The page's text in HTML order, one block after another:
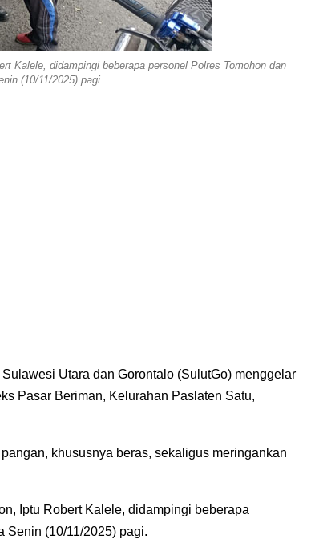
Kalele, didampingi beberapa personel Polres Tomohon dan
(10/11/2025) pagi.
Utara dan Gorontalo (SulutGo) menggelar
Pasar Beriman, Kelurahan Paslaten Satu,
khususnya beras, sekaligus meringankan
Iptu Robert Kalele, didampingi beberapa
Senin (10/11/2025) pagi.